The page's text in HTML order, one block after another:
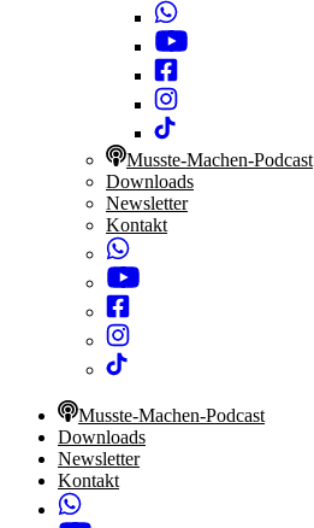
Musste-Machen-Podcast
Downloads
Newsletter
Kontakt
Musste-Machen-Podcast
Downloads
Newsletter
Kontakt